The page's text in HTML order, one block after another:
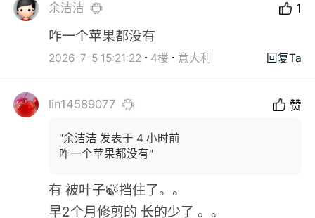
余洁洁 1
咋一个苹果都没有
2026-7-5 15:21:22 4楼 意大利 回复Ta
lin14589077 赞
"余洁洁 发表于 4 小时前
咋一个苹果都没有"
有 被叶子🍃挡住了。。
早2个月修剪的 长的少了 。。